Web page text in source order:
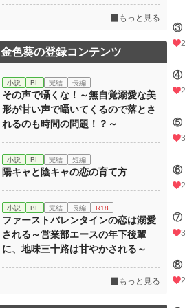
③
④
⑤
⑥
⑦
⑧
もっと見る
金色葵の登録コンテンツ
小説 BL 完結 長編
その声で囁くな！～無自覚溺愛な美
形が甘い声で囁いてくるので落とさ
れるのも時間の問題！？～
小説 BL 完結 短編
陽キャと陰キャの恋の育て方
小説 BL 完結 長編 R18
ファーストバレンタインの恋は溺愛
される～営業部エースの年下後輩
に、地味三十路は甘やかされる～
もっと見る